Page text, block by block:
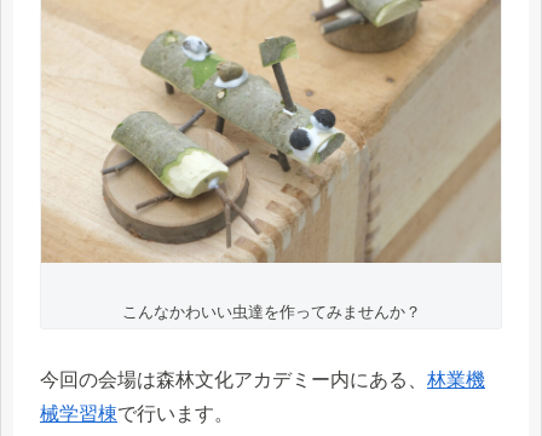
こんなかわいい虫達を作ってみませんか？
今回の会場は森林文化アカデミー内にある、 林業機
械学習棟で行います。